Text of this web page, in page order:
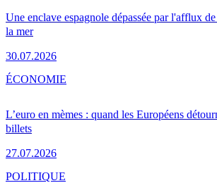
Une enclave espagnole dépassée par l'afflux
la mer
30.07.2026
L’euro en mèmes : quand les Européens
billets
27.07.2026
ÉCONOMIE
POLITIQUE